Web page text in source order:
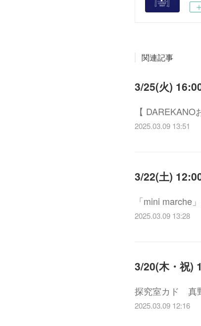
関連記事
3/25(火)
【
2025.03.09 13:51
3/22(土)
「mini marche
2025.03.09 13:28
3/20(木・祝)
探究室カド 真
2025.03.09 12:16